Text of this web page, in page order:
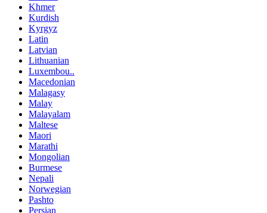
Khmer
Kurdish
Kyrgyz
Latin
Latvian
Lithuanian
Luxembou..
Macedonian
Malagasy
Malay
Malayalam
Maltese
Maori
Marathi
Mongolian
Burmese
Nepali
Norwegian
Pashto
Persian